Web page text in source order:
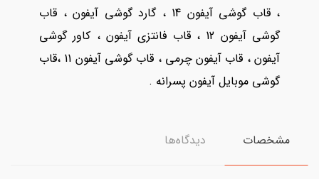
، قاب گوشی آیفون 14 ، گارد گوشی آیفون ، قاب
گوشی آیفون 12 ، قاب فانتزی آیفون ، کاور گوشی
آیفون ، قاب آیفون چرمی ، قاب گوشی آیفون 11 ،قاب
گوشی موبایل آیفون پسرانه .
مشخصات دیدگاه‌ها